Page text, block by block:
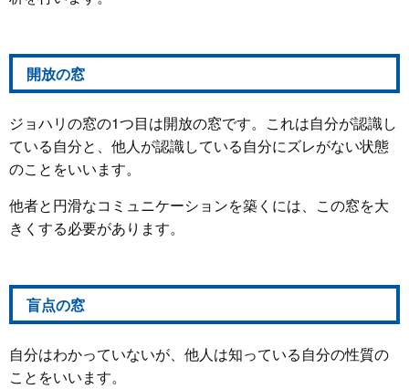
開放の窓
ジョハリの窓の1つ目は開放の窓です。これは自分が認識し
ている自分と、他人が認識している自分にズレがない状態
のことをいいます。
他者と円滑なコミュニケーションを築くには、この窓を大
きくする必要があります。
盲点の窓
自分はわかっていないが、他人は知っている自分の性質の
ことをいいます。